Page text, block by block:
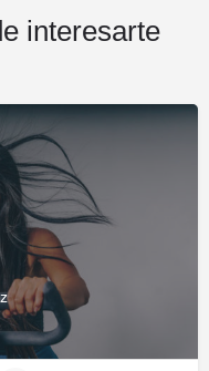
interesarte